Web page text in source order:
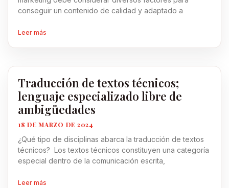
conseguir un contenido de calidad y adaptado a
Leer más
Traducción de textos técnicos;
lenguaje especializado libre de
ambigüedades
18 DE MARZO DE 2024
¿Qué tipo de disciplinas abarca la traducción de textos
técnicos? Los textos técnicos constituyen una categoría
especial dentro de la comunicación escrita,
Leer más